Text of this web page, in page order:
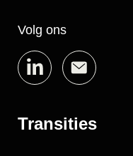
Volg ons
Transities